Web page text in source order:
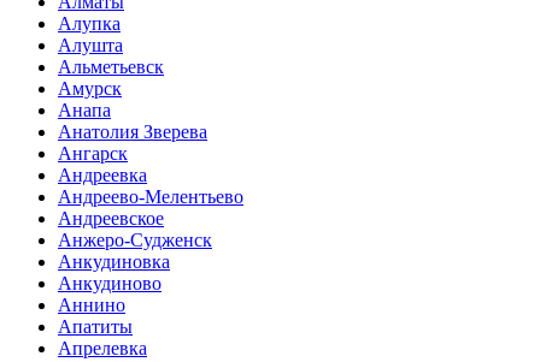
Алупка
Алушта
Альметьевск
Амурск
Анапа
Анатолия Зверева
Ангарск
Андреевка
Андреево-Мелентьево
Андреевское
Анжеро-Судженск
Анкудиновка
Анкудиново
Аннино
Апатиты
Апрелевка